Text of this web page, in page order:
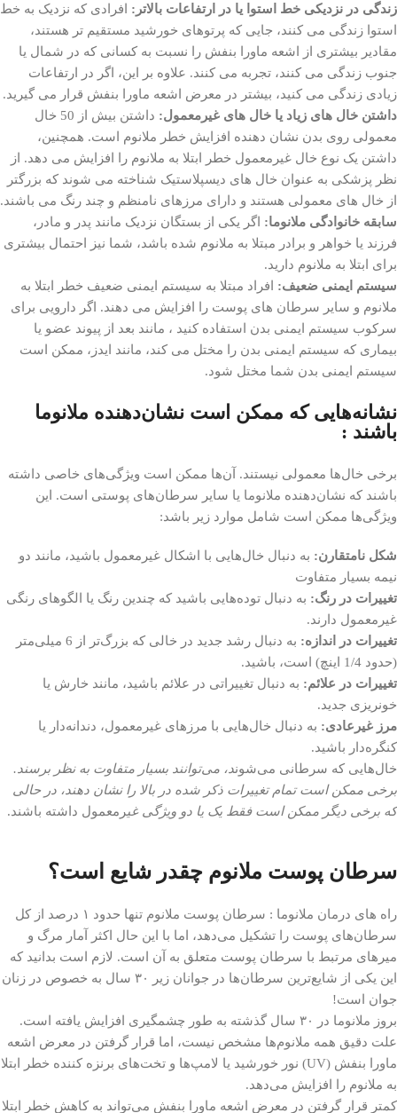
زندگی در نزدیکی خط استوا یا در ارتفاعات بالاتر: افرادی که نزدیک به خط
استوا زندگی می کنند، جایی که پرتوهای خورشید مستقیم تر هستند،
مقادیر بیشتری از اشعه ماورا بنفش را نسبت به کسانی که در شمال یا
جنوب زندگی می کنند، تجربه می کنند. علاوه بر این، اگر در ارتفاعات
زیادی زندگی می کنید، بیشتر در معرض اشعه ماورا بنفش قرار می گیرید.
داشتن خال های زیاد یا خال های غیرمعمول:
داشتن بیش از 50 خال
معمولی روی بدن نشان دهنده افزایش خطر ملانوم است. همچنین،
داشتن یک نوع خال غیرمعمول خطر ابتلا به ملانوم را افزایش می دهد. از
نظر پزشکی به عنوان خال های دیسپلاستیک شناخته می شوند که بزرگتر
از خال های معمولی هستند و دارای مرزهای نامنظم و چند رنگ می باشند.
سابقه خانوادگی ملانوما: اگر یکی از بستگان نزدیک مانند پدر و مادر،
فرزند یا خواهر و برادر مبتلا به ملانوم شده باشد، شما نیز احتمال بیشتری
برای ابتلا به ملانوم دارید.
سیستم ایمنی ضعیف: افراد مبتلا به سیستم ایمنی ضعیف خطر ابتلا به
ملانوم و سایر سرطان های پوست را افزایش می دهند. اگر دارویی برای
سرکوب سیستم ایمنی بدن استفاده کنید ، مانند بعد از پیوند عضو یا
بیماری که سیستم ایمنی بدن را مختل می کند، مانند ایدز، ممکن است
سیستم ایمنی بدن شما مختل شود.
نشانه‌هایی که ممکن است نشان‌دهنده ملانوما
باشند :
برخی خال‌ها معمولی نیستند. آن‌ها ممکن است ویژگی‌های خاصی داشته
باشند که نشان‌دهنده ملانوما یا سایر سرطان‌های پوستی است. این
ویژگی‌ها ممکن است شامل موارد زیر باشد:
شکل نامتقارن: به دنبال خال‌هایی با اشکال غیرمعمول باشید، مانند دو
نیمه بسیار متفاوت
تغییرات در رنگ: به دنبال توده‌هایی باشید که چندین رنگ یا الگوهای رنگی
غیرمعمول دارند.
تغییرات در اندازه:
به دنبال رشد جدید در خالی که بزرگ‌تر از 6 میلی‌متر
(حدود 1/4 اینچ) است، باشید.
تغییرات در علائم: به دنبال تغییراتی در علائم باشید، مانند خارش یا
خونریزی جدید.
مرز غیرعادی: به دنبال خال‌هایی با مرزهای غیرمعمول، دندانه‌دار یا
کنگره‌دار باشید.
خال‌هایی که سرطانی می‌شوند، می‌توانند بسیار متفاوت به نظر برسند.
برخی ممکن است تمام تغییرات ذکر شده در بالا را نشان دهند، در حالی
که برخی دیگر ممکن است فقط یک یا دو ویژگی غیرمعمول داشته باشند.
سرطان پوست ملانوم چقدر شایع است؟
راه های درمان ملانوما : سرطان پوست ملانوم تنها حدود ۱ درصد از کل
سرطان‌های پوست را تشکیل می‌دهد، اما با این حال اکثر آمار مرگ و
میر‌های مرتبط با سرطان پوست متعلق به آن است. لازم است بدانید که
این یکی از شایع‌ترین سرطان‌ها در جوانان زیر ۳۰ سال به خصوص در زنان
جوان است!
بروز ملانوما در ۳۰ سال گذشته به طور چشمگیری افزایش یافته است.
علت دقیق همه ملانوم‌ها مشخص نیست، اما قرار گرفتن در معرض اشعه
ماورا بنفش (UV) نور خورشید یا لامپ‌ها و تخت‌های برنزه کننده خطر ابتلا
به ملانوم را افزایش می‌دهد.
کمتر قرار گرفتن در معرض اشعه ماورا بنفش می‌تواند به کاهش خطر ابتلا